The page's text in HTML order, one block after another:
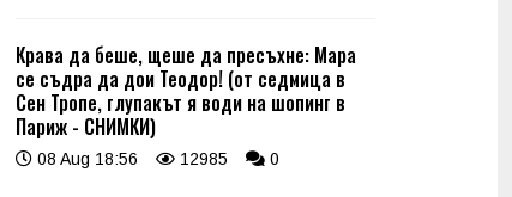
Крава да беше, щеше да пресъхне: Мара
се съдра да дои Теодор! (от седмица в
Сен Тропе, глупакът я води на шопинг в
Париж - СНИМКИ)
08 Aug 18:56 12985 0